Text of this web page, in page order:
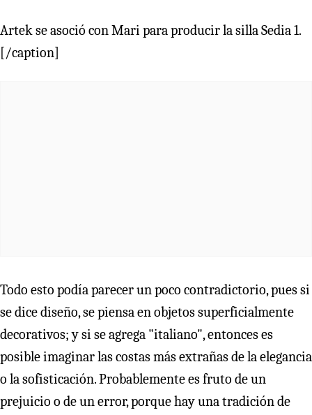
Artek se asoció con Mari para producir la silla Sedia 1.
[/caption]
Todo esto podía parecer un poco contradictorio, pues si
se dice diseño, se piensa en objetos superficialmente
decorativos; y si se agrega "italiano", entonces es
posible imaginar las costas más extrañas de la elegancia
o la sofisticación. Probablemente es fruto de un
prejuicio o de un error, porque hay una tradición de